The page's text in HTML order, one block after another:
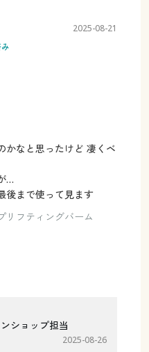
2025-08-21
かなと思ったけど 凄くベ
…
後まで使って見ます
リフティングバーム
ショップ担当
2025-08-26